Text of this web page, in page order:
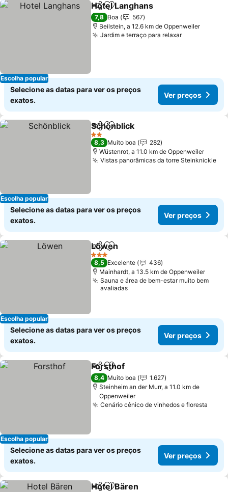
Escolha popular
PartilharAdicionar aos favoritos
Hotel Langhans
7,8 Boa
567
Beilstein, a 12.6 km de Oppenweiler
Jardim e terraço para relaxarVer preços
Selecione as datas para ver os preços
exatos.
Ver preços
Escolha popular
PartilharAdicionar aos favoritos
Schönblick
2 Estrelas
8,3 Muito boa
282
Wüstenrot, a 11.0 km de Oppenweiler
Vistas panorâmicas da torre Steinknickle
Selecione as datas para ver os preços
exatos.
Ver preços
Escolha popular
PartilharAdicionar aos favoritos
Löwen
3 Estrelas
8,5 Excelente
436
Mainhardt, a 13.5 km de Oppenweiler
Sauna e área de bem-estar muito bem
avaliadas
Selecione as datas para ver os preços
exatos.
Ver preços
Escolha popular
PartilharAdicionar aos favoritos
Forsthof
8,4 Muito boa
1.627
Steinheim an der Murr, a 11.0 km de
Oppenweiler
Cenário cênico de vinhedos e floresta
Selecione as datas para ver os preços
exatos.
Ver preços
Hotel Bären